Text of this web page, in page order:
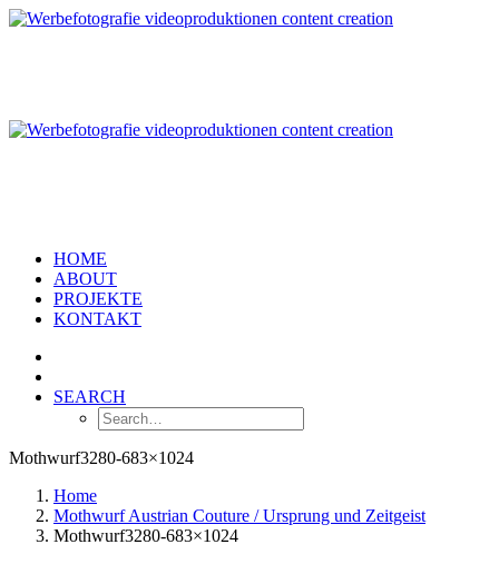
HOME
ABOUT
PROJEKTE
KONTAKT
SEARCH
Mothwurf3280-683×1024
Home
Mothwurf Austrian Couture / Ursprung und Zeitgeist
Mothwurf3280-683×1024